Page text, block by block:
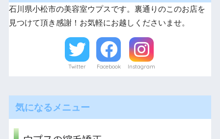
石川県小松市の美容室ウプスです。裏通りのこのお店を
見つけて頂き感謝！お気軽にお越しくださいませ。
Twitter Facebook Instagram
気になるメニュー